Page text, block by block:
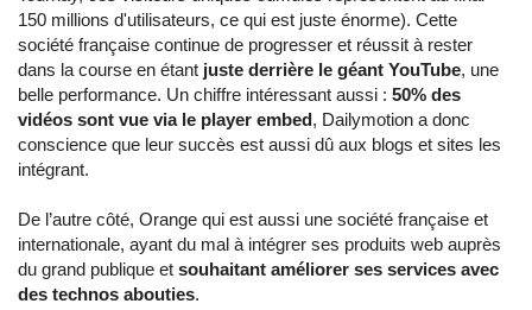
150 millions d'utilisateurs, ce qui est juste énorme). Cette
société française continue de progresser et réussit à rester
dans la course en étant juste derrière le géant YouTube, une
belle performance. Un chiffre intéressant aussi : 50% des
vidéos sont vue via le player embed, Dailymotion a donc
conscience que leur succès est aussi dû aux blogs et sites les
intégrant.
De l’autre côté, Orange qui est aussi une société française et
internationale, ayant du mal à intégrer ses produits web auprès
du grand publique et souhaitant améliorer ses services avec
des technos abouties.